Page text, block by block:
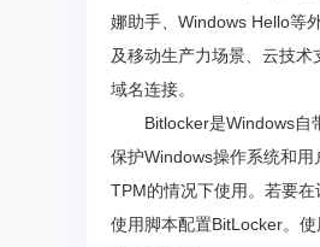
娜助手、Windows Hello等
及移动生产力场景、云技术
域名连接。
Bitlocker是Windows自
保护Windows操作系统和
TPM的情况下使用。若要
使用脚本配置BitLocker。